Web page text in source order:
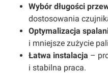
Wybór długości
dostosowania
Optymalizacja
i mniejsze zużycie
Łatwa instalacja –
i stabilna praca.